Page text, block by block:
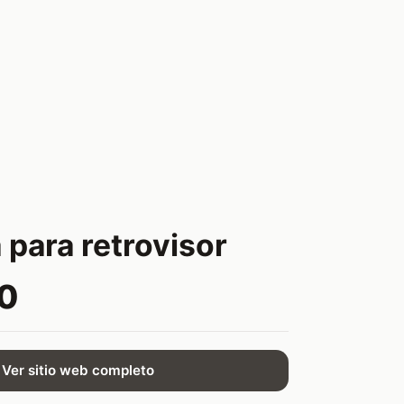
para retrovisor
Ver sitio web completo